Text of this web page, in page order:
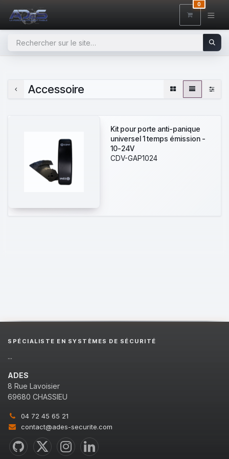
0
Accessoire
Kit pour porte anti-panique
universel 1 temps émission -
10-24V
CDV-GAP1024
SPÉCIALISTE EN SYSTÈMES DE SÉCURITÉ
...
ADES
8 Rue Lavoisier
69680 CHASSIEU
04 72 45 65 21
contact@ades-securite.com